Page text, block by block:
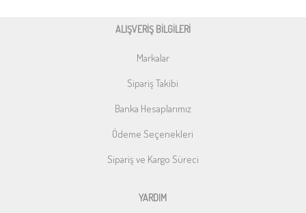
ALIŞVERİŞ BİLGİLERİ
Markalar
Sipariş Takibi
Banka Hesaplarımız
Ödeme Seçenekleri
Sipariş ve Kargo Süreci
YARDIM